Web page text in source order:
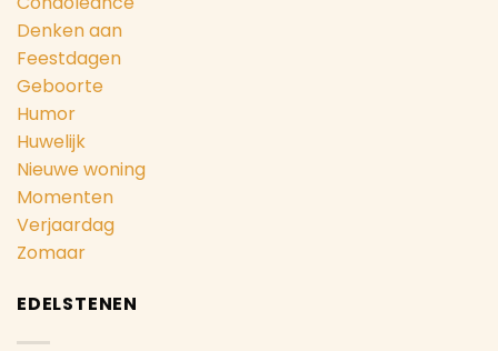
Denken aan
Feestdagen
Geboorte
Humor
Huwelijk
Nieuwe woning
Momenten
Verjaardag
Zomaar
EDELSTENEN